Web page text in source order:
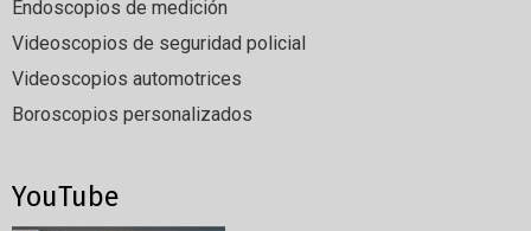
Endoscopios de medición
Videoscopios de seguridad policial
Videoscopios automotrices
Boroscopios personalizados
YouTube